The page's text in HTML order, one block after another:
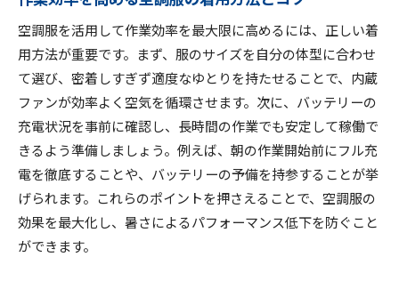
空調服を活用して作業効率を最大限に高めるには、正しい着
用方法が重要です。まず、服のサイズを自分の体型に合わせ
て選び、密着しすぎず適度なゆとりを持たせることで、内蔵
ファンが効率よく空気を循環させます。次に、バッテリーの
充電状況を事前に確認し、長時間の作業でも安定して稼働で
きるよう準備しましょう。例えば、朝の作業開始前にフル充
電を徹底することや、バッテリーの予備を持参することが挙
げられます。これらのポイントを押さえることで、空調服の
効果を最大化し、暑さによるパフォーマンス低下を防ぐこと
ができます。